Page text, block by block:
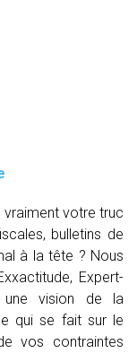
vraiment votre truc
bulletins de
à la tête ? Nous
Expert-
une vision de la
qui se fait sur le
vos contraintes